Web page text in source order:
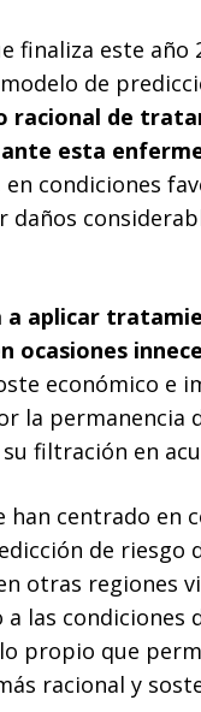
finaliza este año
de
racional de
esta
en condiciones
daños
a aplicar
ocasiones
económico e
la permanencia
filtración en
han centrado en
de riesgo
otras regiones
las condiciones
propio que
racional y